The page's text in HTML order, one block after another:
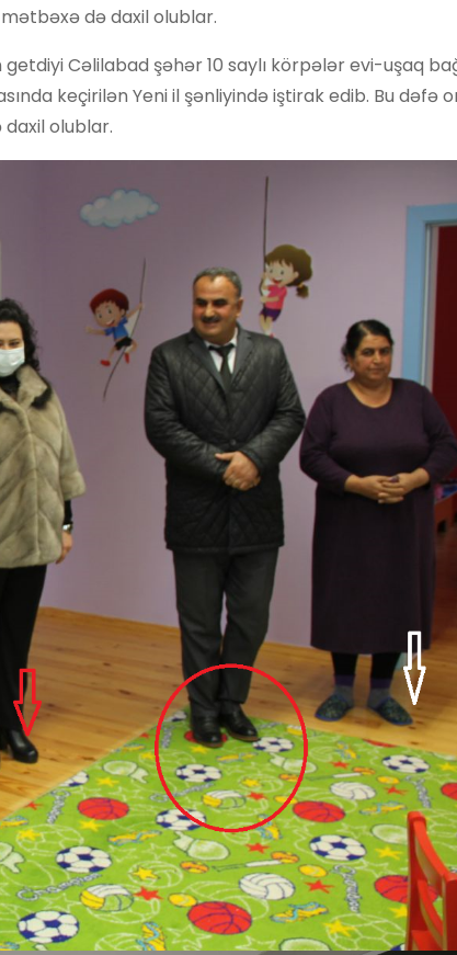
də daxil olublar.
Cəlilabad şəhər 10 saylı körpələr evi-uşaq
keçirilən Yeni il şənliyində iştirak edib. Bu dəfə
olublar.